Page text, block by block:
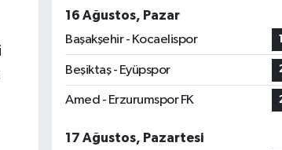
16 Ağustos, Pazar
Başakşehir - Kocaelispor
Beşiktaş - Eyüpspor
Amed - Erzurumspor FK
17 Ağustos, Pazartesi